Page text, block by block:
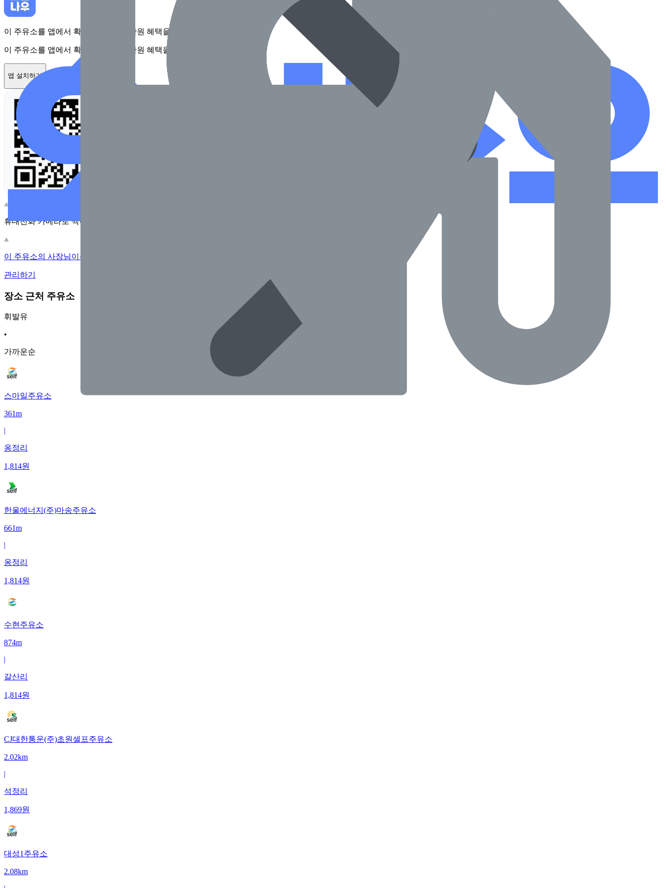
이 주유소를 앱에서 확인하고 최대 1만원 혜택을 받아보세요
이 주유소를 앱에서 확인하고 최대 1만원 혜택을 받아보세요
앱 설치하기
휴대전화 카메라로 찍어보세요
이 주유소의 사장님이신가요?
관리하기
장소 근처 주유소
휘발유
•
가까운순
스마일주유소
361m
|
옹정리
1,814원
한울에너지(주)마송주유소
661m
|
옹정리
1,814원
수현주유소
874m
|
갈산리
1,814원
CJ대한통운(주)초원셀프주유소
2.02km
|
석정리
1,869원
대성1주유소
2.08km